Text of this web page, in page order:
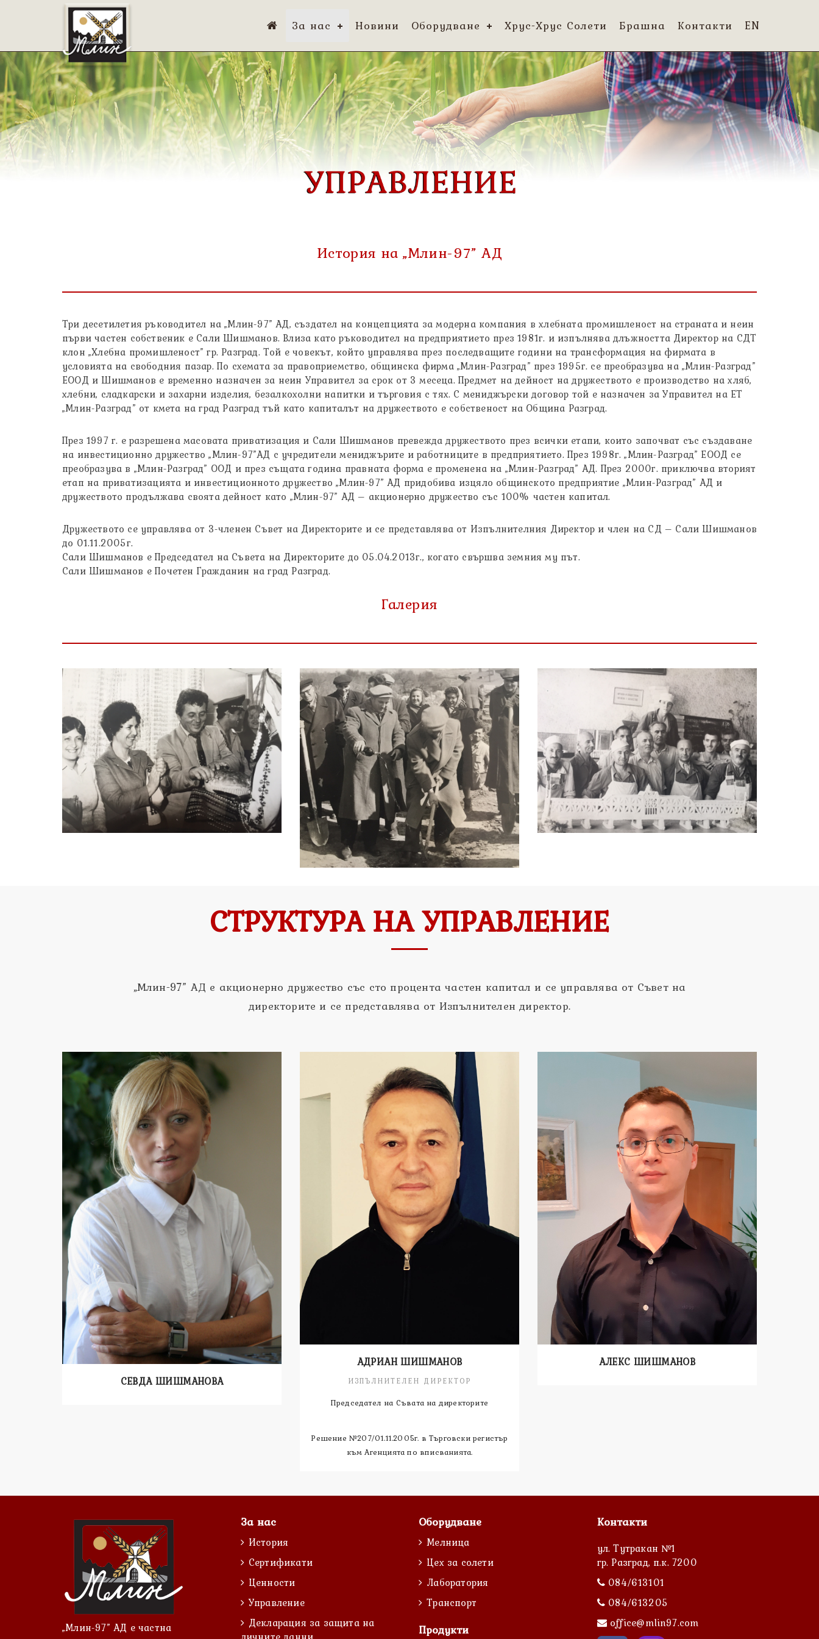
За нас Новини Оборудване Хрус-Хрус Солети Брашна Контакти EN
История на „Млин-97” АД
Три десетилетия ръководител на „Млин-97” АД, създател на концепцията за модерна компания в хлебната промишленост на страната и неин
първи частен собственик е Сали Шишманов. Влиза като ръководител на предприятието през 1981г. и изпълнява длъжността Директор на СДТ
клон „Хлебна промишленост” гр. Разград. Той е човекът, който управлява през последващите години на трансформация на фирмата в
условията на свободния пазар. По схемата за правоприемство, общинска фирма „Млин-Разград” през 1995г. се преобразува на „Млин-Разград”
ЕООД и Шишманов е временно назначен за неин Управител за срок от 3 месеца. Предмет на дейност на дружеството е производство на хляб,
хлебни, сладкарски и захарни изделия, безалкохолни напитки и търговия с тях. С мениджърски договор той е назначен за Управител на ЕТ
„Млин-Разград” от кмета на град Разград тъй като капиталът на дружеството е собственост на Община Разград.
През 1997 г. е разрешена масовата приватизация и Сали Шишманов превежда дружеството през всички етапи, които започват със създаване
на инвестиционно дружество „Млин-97”АД с учредители мениджърите и работниците в предприятието. През 1998г. „Млин-Разград” ЕООД се
преобразува в „Млин-Разград” ООД и през същата година правната форма е променена на „Млин-Разград” АД. През 2000г. приключва вторият
етап на приватизацията и инвестиционното дружество „Млин-97” АД придобива изцяло общинското предприятие „Млин-Разград” АД и
дружеството продължава своята дейност като „Млин-97” АД – акционерно дружество със 100% частен капитал.
Дружеството се управлява от 3-членен Съвет на Директорите и се представлява от Изпълнителния Директор и член на СД – Сали Шишманов
до 01.11.2005г.
Сали Шишманов е Председател на Съвета на Директорите до 05.04.2013г., когато свършва земния му път.
Сали Шишманов е Почетен Гражданин на град Разград.
Галерия
СТРУКТУРА НА УПРАВЛЕНИЕ
„Млин-97” АД е акционерно дружество със сто процента частен капитал и се управлява от Съвет на
директорите и се представлява от Изпълнителен директор.
СЕВДА ШИШМАНОВА
АДРИАН ШИШМАНОВ
ИЗПЪЛНИТЕЛЕН ДИРЕКТОР
Председател на Съвата на директорите
Решение №207/01.11.2005г. в Търговски регистър
към Агенцията по вписванията.
АЛЕКС ШИШМАНОВ
„Млин-97” АД е частна
За нас
История
Сертификати
Ценности
Управление
Декларация за защита на
Оборудване
Мелница
Цех за солети
Лаборатория
Транспорт
Продукти
Контакти
ул. Тутракан №1
гр. Разград, п.к. 7200
084/613101
084/613205
office@mlin97.com